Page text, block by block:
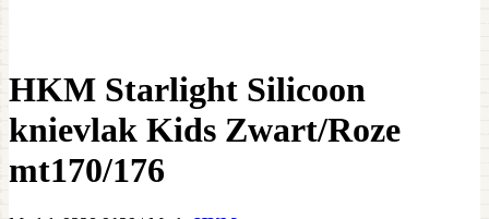
HKM Starlight Silicoon
knievlak Kids Zwart/Roze
mt170/176